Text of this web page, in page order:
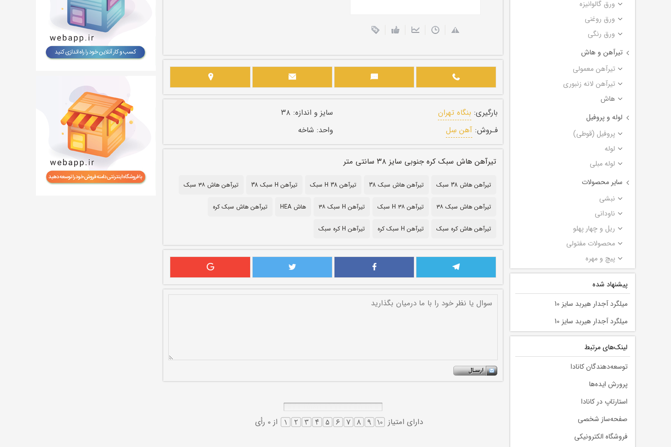
ورق گالوانیزه
ورق روغنی
ورق رنگی
تیرآهن و هاش
تیرآهن معمولی
تیرآهن لانه زنبوری
هاش
لوله و پروفیل
پروفیل (قوطی)
لوله
لوله مبلی
سایر محصولات
نبشی
ناودانی
ریل و چهار پهلو
محصولات مفتولی
پیچ و مهره
پیشنهاد شده
میلگرد آجدار هیربد سایز 10
میلگرد آجدار هیربد سایز 10
لينك‌های مرتبط
توسعه‌دهندگان کانادا
پرورش ایده‌ها
استارتاپ در کانادا
صفحه‌ساز شخصی
فروشگاه الکترونیکی
بارگیری: بنگاه تهران
فـروش: آهن سِل
سایز و اندازه: ۳۸
واحد: شاخه
تیرآهن هاش سبک کره جنوبی سایز ۳۸ سانتی متر
تیرآهن هاش 38 سبک تیرآهن هاش سبک 38 تیرآهن H 38 سبک تیرآهن H سبک 38 تیرآهن هاش ۳۸ سبک
تیرآهن هاش سبک ۳۸ تیرآهن H ۳۸ سبک تیرآهن H سبک ۳۸ هاش HEA تیرآهن هاش سبک کره
تیرآهن هاش کره سبک تیرآهن H سبک کره تیرآهن H کره سبک
دارای امتیاز از 0 رأی